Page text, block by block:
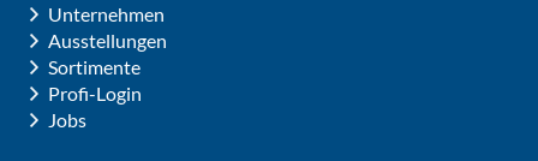
Unternehmen
Ausstellungen
Sortimente
Profi-Login
Jobs